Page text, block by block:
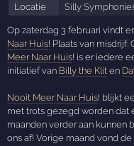
Locatie
Silly
Op zaterdag 3 februari vindt
Naar Huis! Plaats van misdrijf:
Meer Naar Huis! is er iedere
initiatief van Billy the Klit en
Nooit Meer Naar Huis! blijkt
met trots gezegd worden dat
maanden verder aan kunnen
ons af! Vorige maand vond